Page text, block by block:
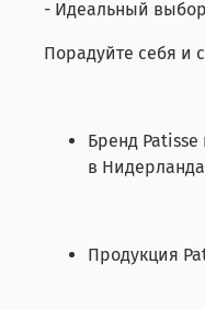
- Идеальный выбор
Порадуйте себя и
Бренд
в
Продукция